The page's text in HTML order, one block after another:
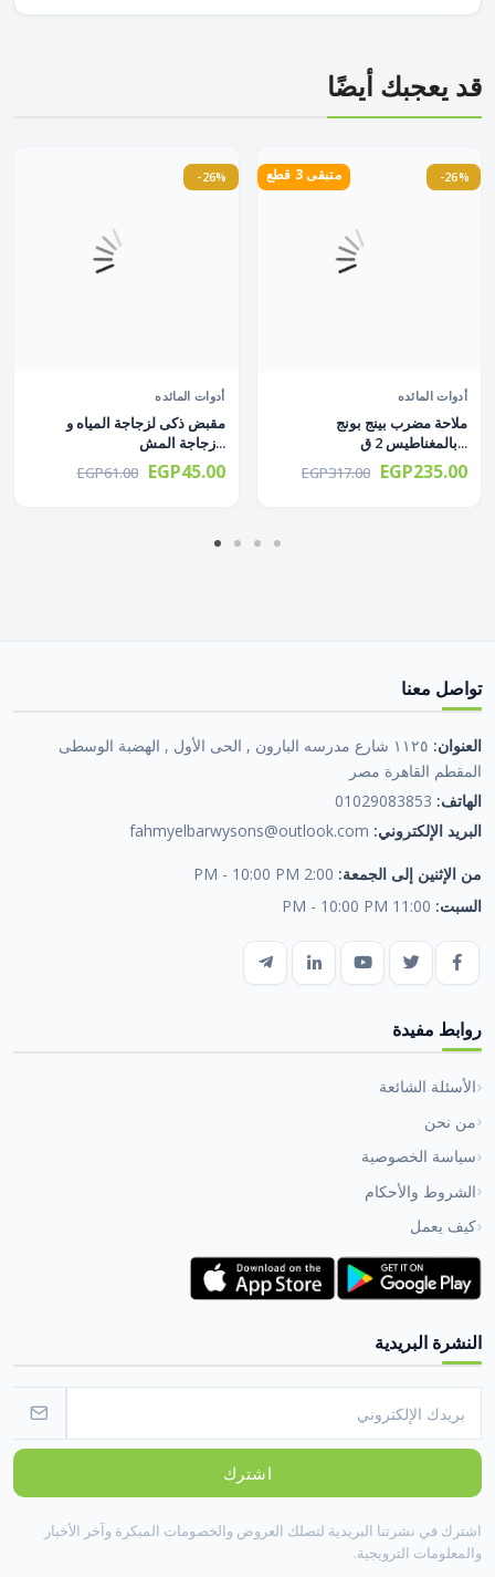
قد يعجبك أيضًا
-26%
أدوات المائده
مقبض ذكى لزجاجة المياه و
زجاجة المش...
EGP61.00 EGP45.00
-26% متبقى 3 قطع
أدوات المائده
ملاحة مضرب بينج بونج
بالمغناطيس 2 ق...
EGP317.00 EGP235.00
تواصل معنا
العنوان:
١١٢٥ شارع مدرسه البارون , الحى الأول , الهضبة الوسطى
المقطم القاهرة مصر
الهاتف: 01029083853
البريد الإلكتروني: fahmyelbarwysons@outlook.com
من الإثنين إلى الجمعة: 2:00 PM - 10:00 PM
السبت: 11:00 PM - 10:00 PM
روابط مفيدة
الأسئلة الشائعة
من نحن
سياسة الخصوصية
الشروط والأحكام
كيف يعمل
النشرة البريدية
اشترك
اشترك في نشرتنا البريدية لتصلك العروض والخصومات المبكرة وآخر الأخبار
والمعلومات الترويجية.